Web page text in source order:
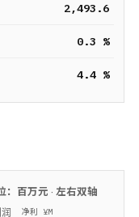
2,493.6
0.3 %
4.4 %
百万元 · 左右双轴